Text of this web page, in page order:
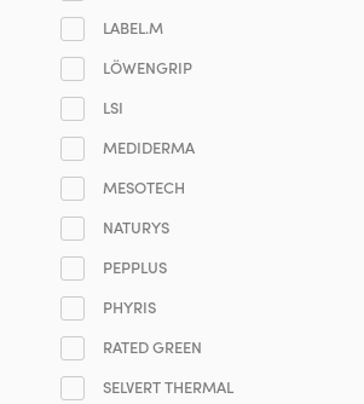
LABEL.M
LÖWENGRIP
LSI
MEDIDERMA
MESOTECH
NATURYS
PEPPLUS
PHYRIS
RATED GREEN
SELVERT THERMAL